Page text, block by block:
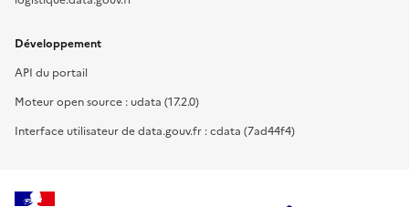
Développement
API du portail
Moteur open source : udata (17.2.0)
Interface utilisateur de data.gouv.fr : cdata (7ad44f4)